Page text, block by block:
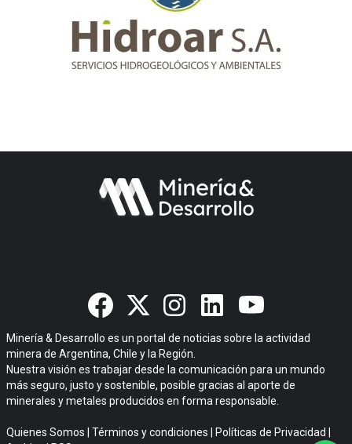
Minería & Desarrollo es un portal de noticias sobre la actividad
minera de Argentina, Chile y la Región.
Nuestra visión es trabajar desde la comunicación para un mundo
más seguro, justo y sostenible, posible gracias al aporte de
minerales y metales producidos en forma responsable.
Quienes Somos Términos y condiciones Políticas de Privacidad